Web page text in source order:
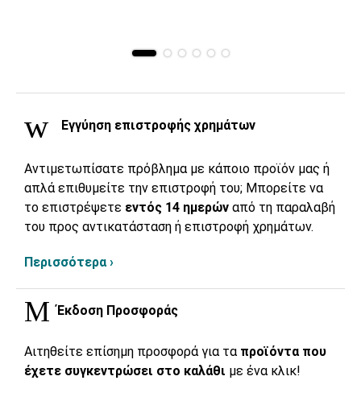
Εγγύηση επιστροφής χρημάτων
Αντιμετωπίσατε πρόβλημα με κάποιο προϊόν μας ή
απλά επιθυμείτε την επιστροφή του; Μπορείτε να
το επιστρέψετε εντός 14 ημερών από τη παραλαβή
του προς αντικατάσταση ή επιστροφή χρημάτων.
Περισσότερα ›
Έκδοση Προσφοράς
Αιτηθείτε επίσημη προσφορά για τα προϊόντα που
έχετε συγκεντρώσει στο καλάθι με ένα κλικ!